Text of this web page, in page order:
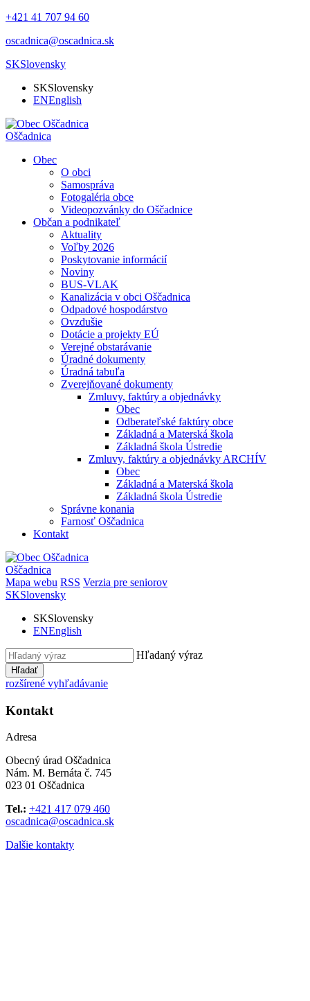
+421 41 707 94 60
oscadnica@oscadnica.sk
SKSlovensky
SKSlovensky
ENEnglish
Oščadnica
Obec
O obci
Samospráva
Fotogaléria obce
Videopozvánky do Oščadnice
Občan a podnikateľ
Aktuality
Voľby 2026
Poskytovanie informácií
Noviny
BUS-VLAK
Kanalizácia v obci Oščadnica
Odpadové hospodárstvo
Ovzdušie
Dotácie a projekty EÚ
Verejné obstarávanie
Úradné dokumenty
Úradná tabuľa
Zverejňované dokumenty
Zmluvy, faktúry a objednávky
Obec
Odberateľské faktúry obce
Základná a Materská škola
Základná škola Ústredie
Zmluvy, faktúry a objednávky ARCHÍV
Obec
Základná a Materská škola
Základná škola Ústredie
Správne konania
Farnosť Oščadnica
Kontakt
Oščadnica
Mapa webu RSS Verzia pre seniorov
SKSlovensky
SKSlovensky
ENEnglish
Hľadaný výraz
Hľadať
rozšírené vyhľadávanie
Kontakt
Adresa
Obecný úrad Oščadnica
Nám. M. Bernáta č. 745
023 01 Oščadnica
Tel.: +421 417 079 460
oscadnica@oscadnica.sk
Dalšie kontakty